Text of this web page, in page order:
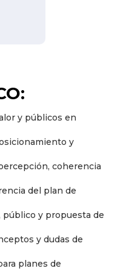
y públicos en
y
coherencia
del plan de
público y propuesta de
y dudas de
planes de